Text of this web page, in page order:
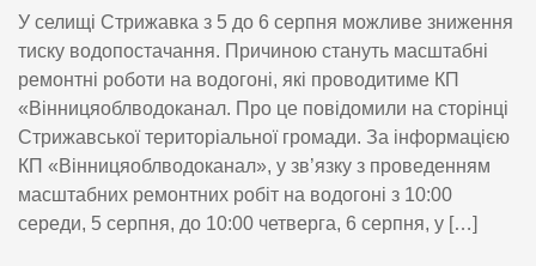
У селищі Стрижавка з 5 до 6 серпня можливе зниження
тиску водопостачання. Причиною стануть масштабні
ремонтні роботи на водогоні, які проводитиме КП
«Вінницяоблводоканал. Про це повідомили на сторінці
Стрижавської територіальної громади. За інформацією
КП «Вінницяоблводоканал», у зв’язку з проведенням
масштабних ремонтних робіт на водогоні з 10:00
середи, 5 серпня, до 10:00 четверга, 6 серпня, у […]